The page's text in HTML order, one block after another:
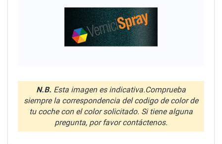
N.B. Esta imagen es indicativa.Comprueba
siempre la correspondencia del codigo de color de
tu coche con el color solicitado. Si tiene alguna
pregunta, por favor contáctenos.